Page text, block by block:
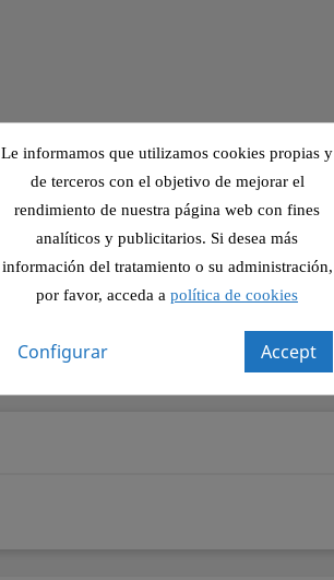
Le informamos que utilizamos cookies propias y
de terceros con el objetivo de mejorar el
rendimiento de nuestra página web con fines
analíticos y publicitarios. Si desea más
información del tratamiento o su administración,
por favor, acceda a política de cookies
Accept
Configurar